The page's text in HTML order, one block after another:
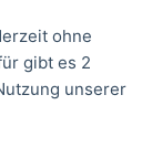
ohne
gibt es 2
unserer